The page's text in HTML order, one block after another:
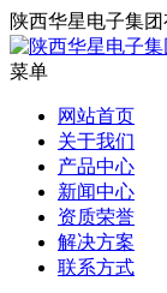
陕西华星电子集
菜单
网站首页
关于我们
产品中心
新闻中心
资质荣誉
解决方案
联系方式